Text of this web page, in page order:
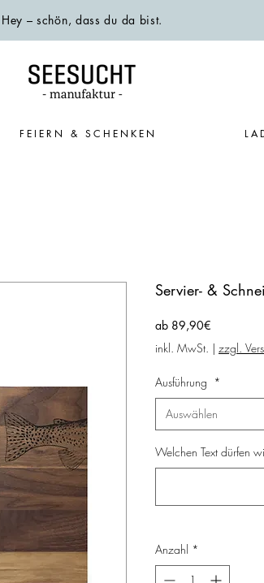
Hey – schön, dass du da bist.
FEIERN & SCHENKEN
Servier- &
ab 89,90€
Preis
inkl. MwSt. | zzgl.
Ausführung *
Auswählen
Welchen Text dürfen
Anzahl *